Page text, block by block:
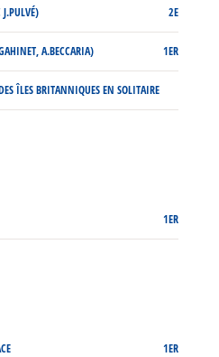
2E
A.BECCARIA) 1ER
ÎLES BRITANNIQUES EN SOLITAIRE
1ER
1ER